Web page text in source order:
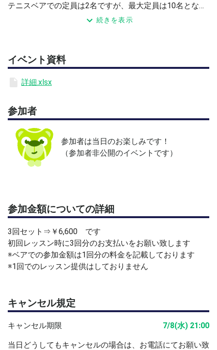
テニスベアでの定員は2名ですが、最大定員は10名となり
※４面と書いてありますが、施設に４面あるという記載で
レッスンは１面にて行いますので、お間違いないようお
続きを表示
イベント資料
詳細.xlsx
参加者
参加者は当日のお楽しみです！
（参加者非公開のイベントです）
参加金額についての詳細
3回セット⇒￥6,600 です
初回レッスン時に3回分のお支払いをお願い致します
※ベアでの参加金額は1回分の料金を記載しております
※1回でのレッスン提供はしておりません
キャンセル規定
キャンセル期限 7/8(水) 21:00
当日どうしてもキャンセルの場合は、お電話にてお願い致